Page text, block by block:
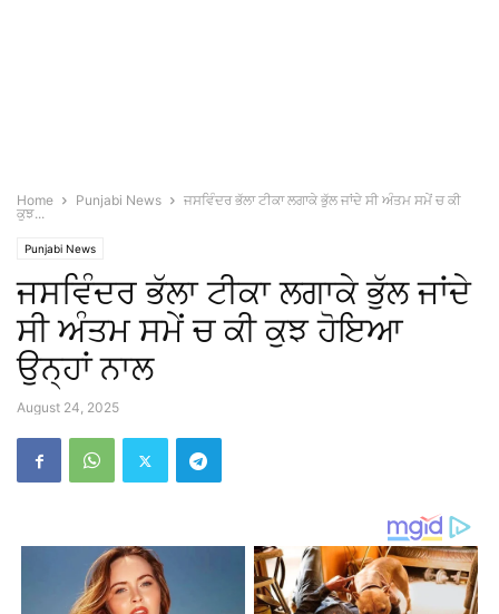
Home Punjabi News
ਜਸਵਿੰਦਰ ਭੱਲਾ ਟੀਕਾ ਲਗਾਕੇ ਭੁੱਲ ਜਾਂਦੇ ਸੀ ਅੰਤਮ ਸਮੇਂ ਚ ਕੀ
ਕੁਝ...
Punjabi News
ਜਸਵਿੰਦਰ ਭੱਲਾ ਟੀਕਾ ਲਗਾਕੇ ਭੁੱਲ ਜਾਂਦੇ
ਸੀ ਅੰਤਮ ਸਮੇਂ ਚ ਕੀ ਕੁਝ ਹੋਇਆ
ਉਨ੍ਹਾਂ ਨਾਲ
August 24, 2025